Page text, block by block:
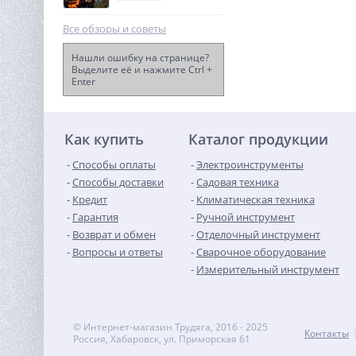
Виброплита TOR T-80
Loncin
Все обзоры и советы
Нашли ошибку на странице?
Выделите её и нажмите Ctrl +
Enter
Как купить
Способы оплаты
Способы доставки
Кредит
Гарантия
Возврат и обмен
Вопросы и ответы
Каталог продукции
Электроинструменты
Садовая техника
Климатическая техника
Ручной инструмент
Отделочный инструмент
Сварочное оборудование
Измерительный инструмент
© Интернет-магазин Трудяга, 2016 - 2025
Россия, Хабаровск, ул. Приморская 61
Контакты